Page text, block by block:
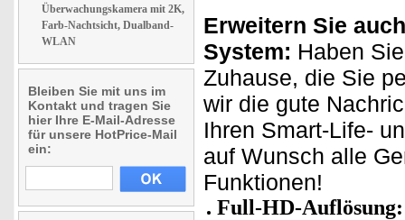
Überwachungskamera mit 2K,
Farb-Nachtsicht, Dualband-
WLAN
Bleiben Sie mit uns im
Kontakt und tragen Sie
hier Ihre E-Mail-Adresse
für unsere HotPrice-Mail
ein:
Erweitern Sie
System: Haben
Zuhause, die Sie
wir die gute
Ihren Smart-Life-
auf Wunsch alle
Funktionen!
Full-HD-Auflösung: